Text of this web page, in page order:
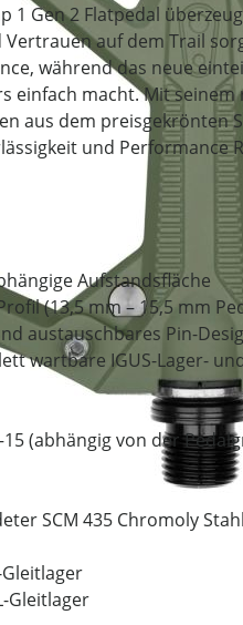
1 Gen 2 Flatpedal
auf dem Trail
während das neue
einfach macht. Mit
aus dem preisgekrönten
und Performance
Aufstandsfläche
(13,5 mm – 15,5 mm
austauschbares Pin-
wartbare IGUS-Lager-
(abhängig von der
SCM 435 Chromoly Stahl
Gleitlager
Gleitlager